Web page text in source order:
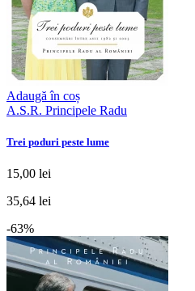
Adaugă în coș
A.S.R. Principele Radu
Trei poduri peste lume
15,00 lei
35,64 lei
-63%